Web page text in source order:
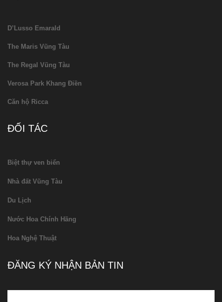
D’Lusso Emarald
The Maris Vũng Tàu
The Regal Vũng Tàu
Verosa Park Khang Điền
Căn hộ Ricca
ĐỐI TÁC
Biệt thự ven biển
Nhà đất Vũng Tàu
Du Lịch
Nước Hoa Chính Hãng
Hoa Nghệ Thuật
ĐĂNG KÝ NHẬN BẢN TIN